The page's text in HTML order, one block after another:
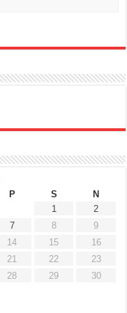
P S
N
1
2
7 8
9
14 15
16
21 22
23
28 29
30